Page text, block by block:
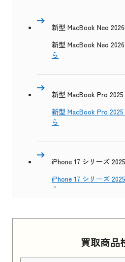
買取商品
新型 MacBook Neo
新型 MacBook Neo
ら
新型 MacBook Pro 2025
新型 MacBook Pro
ら
iPhone 17 シリーズ 2025
iPhone 17 シリーズ
ら
Apple Watch Series 11
ちら